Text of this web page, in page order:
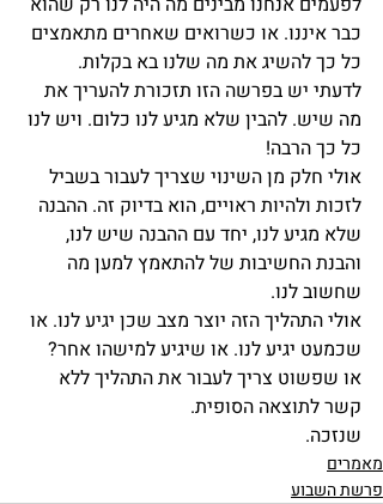
כבר איננו. או כשרואים שאחרים מתאמצים
כל כך להשיג את מה שלנו בא בקלות.
לדעתי יש בפרשה הזו תזכורת להעריך את
מה שיש. להבין שלא מגיע לנו כלום. ויש לנו
כל כך הרבה!
אולי חלק מן השינוי שצריך לעבור בשביל
לזכות ולהיות ראויים, הוא בדיוק זה. ההבנה
שלא מגיע לנו, יחד עם ההבנה שיש לנו,
והבנת החשיבות של להתאמץ למען מה
שחשוב לנו.
אולי התהליך הזה יוצר מצב שכן יגיע לנו. או
שכמעט יגיע לנו. או שיגיע למישהו אחר?
או שפשוט צריך לעבור את התהליך ללא
קשר לתוצאה הסופית.
שנזכה.
מאמרים
פרשת השבוע